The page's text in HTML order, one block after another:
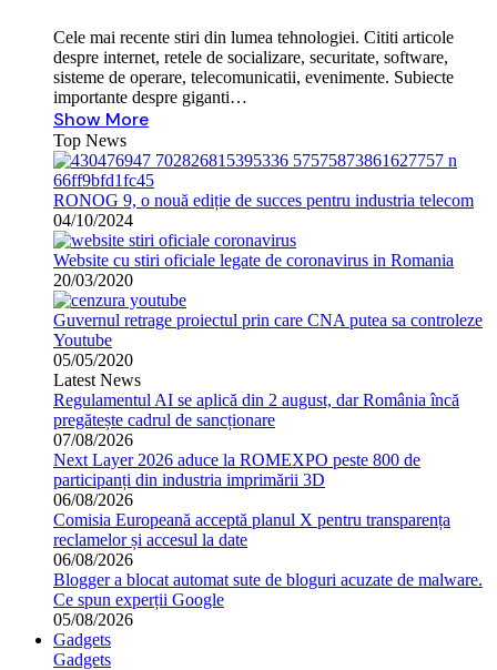
Cele mai recente stiri din lumea tehnologiei. Cititi articole
despre internet, retele de socializare, securitate, software,
sisteme de operare, telecomunicatii, evenimente. Subiecte
importante despre giganti…
Show More
Top News
RONOG 9, o nouă ediție de succes pentru industria telecom
04/10/2024
Website cu stiri oficiale legate de coronavirus in Romania
20/03/2020
Guvernul retrage proiectul prin care CNA putea sa controleze
Youtube
05/05/2020
Latest News
Regulamentul AI se aplică din 2 august, dar România încă
pregătește cadrul de sancționare
07/08/2026
Next Layer 2026 aduce la ROMEXPO peste 800 de
participanți din industria imprimării 3D
06/08/2026
Comisia Europeană acceptă planul X pentru transparența
reclamelor și accesul la date
06/08/2026
Blogger a blocat automat sute de bloguri acuzate de malware.
Ce spun experții Google
05/08/2026
Gadgets
Gadgets